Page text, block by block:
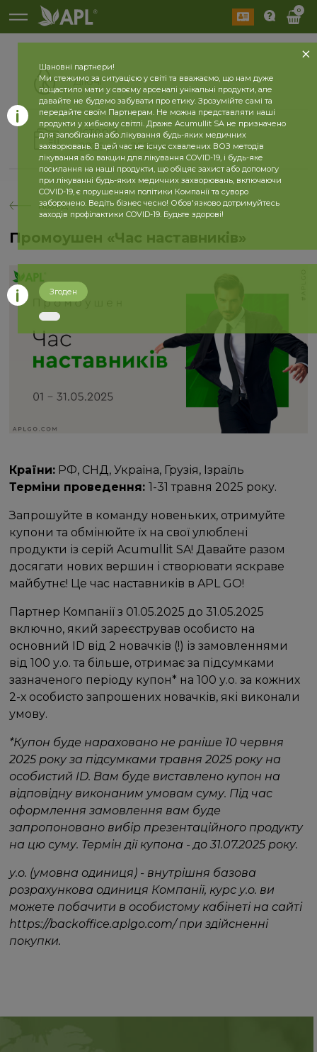
0
Діючі
Історія
2026 рік 2025 рік
назад
Промоушен «Час наставників»
Країни: РФ, СНД, Україна, Грузія, Ізраїль
Терміни проведення:1-31 травня 2025 року.
Запрошуйте в команду новеньких, отримуйте
купони та обмінюйте їх на свої улюблені
продукти із серій Acumullit SA! Давайте разом
досягати нових вершин і створювати яскраве
майбутнє! Це час наставників в APL GO!
Партнер Компанії з 01.05.2025 до 31.05.2025
включно, який зареєстрував особисто на
основний ID від 2 новачків (!) із замовленнями
від 100 у.о. та більше, отримає за підсумками
зазначеного періоду купон* на 100 у.о. за кожних
2-х особисто запрошених новачків, які виконали
умову.
*Купон буде нараховано не раніше 10 червня
2025 року за підсумками травня 2025 року на
особистий ID. Вам буде виставлено купон на
відповідну виконаним умовам суму. Під час
оформлення замовлення вам буде
запропоновано вибір презентаційного продукту
на цю суму. Термін дії купона - до 31.07.2025 року.
у.о. (умовна одиниця) - внутрішня базова
розрахункова одиниця Компанії, курс у.о. ви
можете побачити в особистому кабінеті на сайті
https://backoffice.aplgo.com/ при здійсненні
покупки.
Шановні партнери!
Ми стежимо за ситуацією у світі та вважаємо, що нам дуже
пощастило мати у своєму арсеналі унікальні продукти, але
давайте не будемо забувати про етику. Зрозумійте самі та
передайте своїм Партнерам. Не можна представляти наші
продукти у хибному світлі. Драже Acumullit SA не призначено
для запобігання або лікування будь-яких медичних
захворювань. В цей час не існує схвалених ВОЗ методів
лікування або вакцин для лікування COVID-19, і будь-яке
посилання на наші продукти, що обіцяє захист або допомогу
при лікуванні будь-яких медичних захворювань, включаючи
COVID-19, є порушенням політики Компанії та суворо
заборонено. Ведіть бізнес чесно! Обов'язково дотримуйтесь
заходів профілактики COVID-19. Будьте здорові!
Згоден